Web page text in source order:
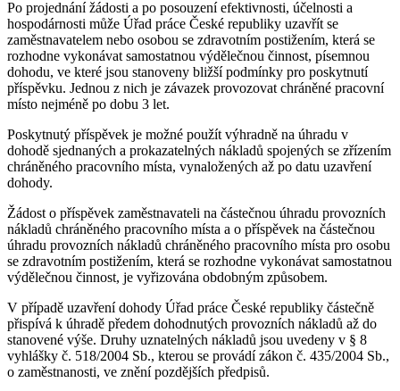
Po projednání žádosti a po posouzení efektivnosti, účelnosti a
hospodárnosti může Úřad práce České republiky uzavřít se
zaměstnavatelem nebo osobou se zdravotním postižením, která se
rozhodne vykonávat samostatnou výdělečnou činnost, písemnou
dohodu, ve které jsou stanoveny bližší podmínky pro poskytnutí
příspěvku. Jednou z nich je závazek provozovat chráněné pracovní
místo nejméně po dobu 3 let.
Poskytnutý příspěvek je možné použít výhradně na úhradu v
dohodě sjednaných a prokazatelných nákladů spojených se zřízením
chráněného pracovního místa, vynaložených až po datu uzavření
dohody.
Žádost o příspěvek zaměstnavateli na částečnou úhradu provozních
nákladů chráněného pracovního místa a o příspěvek na částečnou
úhradu provozních nákladů chráněného pracovního místa pro osobu
se zdravotním postižením, která se rozhodne vykonávat samostatnou
výdělečnou činnost, je vyřizována obdobným způsobem.
V případě uzavření dohody Úřad práce České republiky částečně
přispívá k úhradě předem dohodnutých provozních nákladů až do
stanovené výše. Druhy uznatelných nákladů jsou uvedeny v § 8
vyhlášky č. 518/2004 Sb., kterou se provádí zákon č. 435/2004 Sb.,
o zaměstnanosti, ve znění pozdějších předpisů.